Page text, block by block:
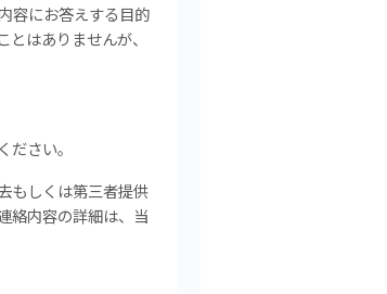
容にお答えする目的
はありませんが、
さい。
もしくは第三者提供
絡内容の詳細は、当